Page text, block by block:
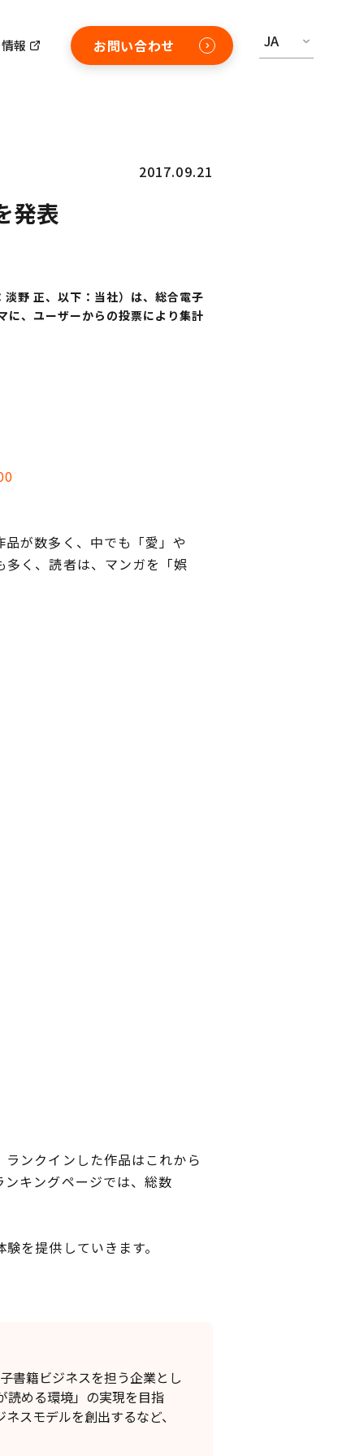
報 お問い合わせ JA
2017.09.21
発表
野 正、以下：当社）は、総合電子
、ユーザーからの投票により集計
が数多く、中でも「愛」や
多く、読者は、マンガを「娯
ンクインした作品はこれから
キングページでは、総数
を提供していきます。
書籍ビジネスを担う企業とし
読める環境」の実現を目指
スモデルを創出するなど、